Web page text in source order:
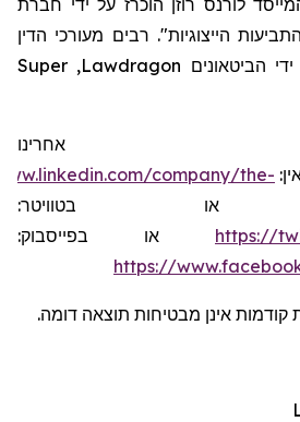
הייצוגיות". רבים מעורכי הדין
הביטאונים Lawdragon
,
Super
אחרינו
company/the-
בטוויטר:
https:// או בפייסבוק:
https://
קודמות אינן מבטיחות תוצאה דומה.